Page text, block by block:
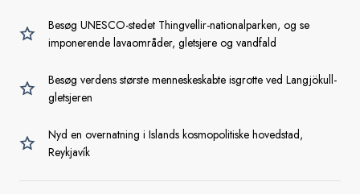
Besøg UNESCO-stedet Thingvellir-nationalparken, og se
imponerende lavaområder, gletsjere og vandfald
Besøg verdens største menneskeskabte isgrotte ved Langjökull-
gletsjeren
Nyd en overnatning i Islands kosmopolitiske hovedstad,
Reykjavík